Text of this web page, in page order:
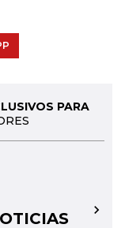
PARA
→